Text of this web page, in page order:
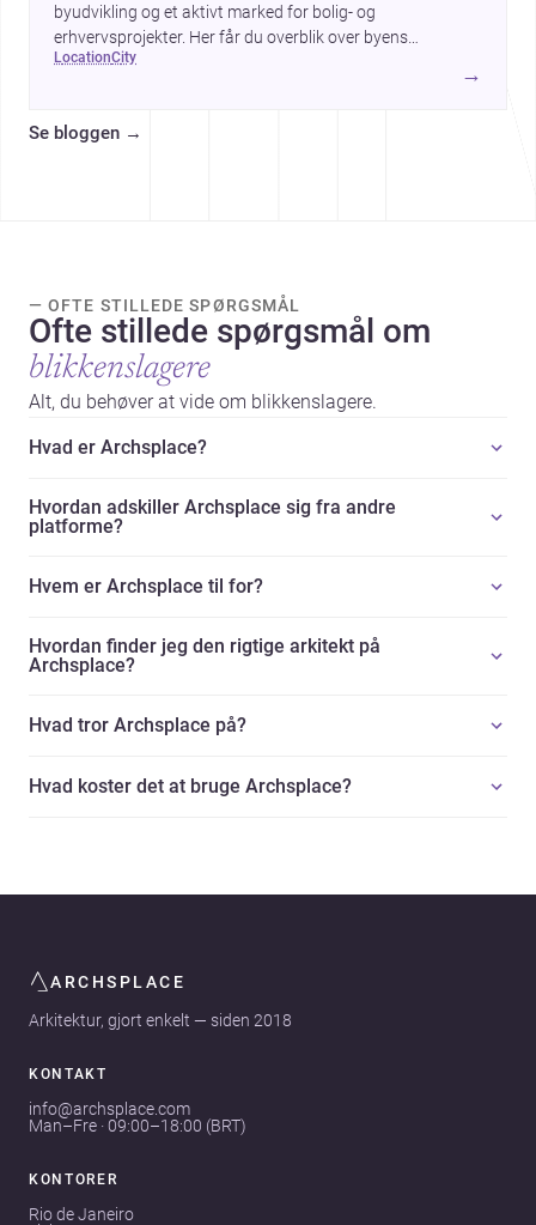
byudvikling og et aktivt marked for bolig- og
erhvervsprojekter. Her får du overblik over byens
arkitektur, byggemæssige prisniveau og hvorfor byen er
interessant for dig, der planlægger at bygge, renovere eller
location city
→
Se bloggen →
— OFTE STILLEDE SPØRGSMÅL
Ofte stillede spørgsmål om
blikkenslagere
Alt, du behøver at vide om blikkenslagere.
Hvad er Archsplace?
Hvordan adskiller Archsplace sig fra andre
platforme?
Hvem er Archsplace til for?
Hvordan finder jeg den rigtige arkitekt på
Archsplace?
Hvad tror Archsplace på?
Hvad koster det at bruge Archsplace?
ARCHSPLACE
Arkitektur, gjort enkelt — siden 2018
KONTAKT
info@archsplace.com
Man–Fre · 09:00–18:00 (BRT)
KONTORER
Rio de Janeiro